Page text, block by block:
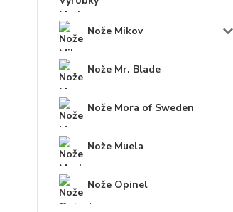
Nože Mikov
Nože Mr. Blade
Nože Mora of Sweden
Nože Muela
Nože Opinel